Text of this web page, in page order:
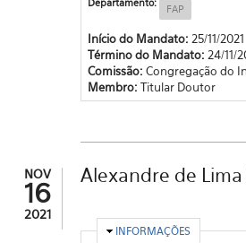
FAP
Início do Mandato: 25/11/2021
Término do Mandato: 24/11/
Comissão: Congregação do
Membro: Titular Doutor
NOV
16
2021
Alexandre de Lima
OCULTAR
INFORMAÇÕES